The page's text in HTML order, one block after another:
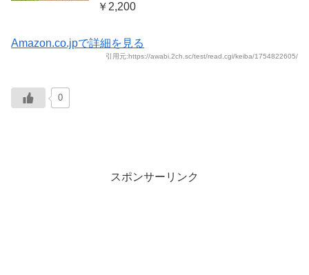
￥2,200
Amazon.co.jpで詳細を見る
引用元:https://awabi.2ch.sc/test/read.cgi/keiba/1754822605/
0
スポンサーリンク